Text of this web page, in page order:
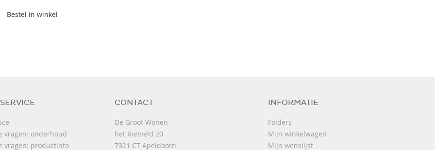
Bestel in winkel
vragen: onderhoud
vragen: productinfo
CONTACT
De Groot Wonen
het Rietveld 20
7321 CT Apeldoorn
INFORMATIE
Folders
Mijn winkelwagen
Mijn wenslijst